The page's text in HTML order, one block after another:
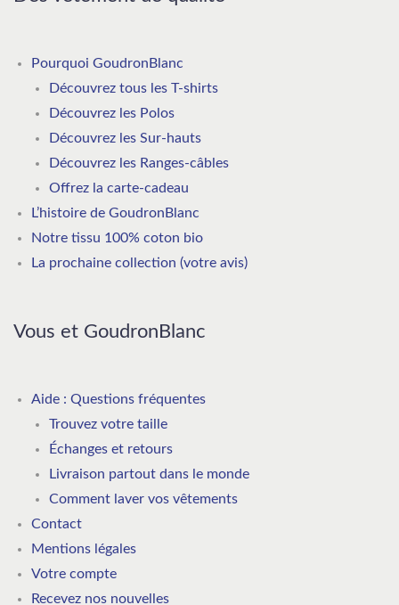
Pourquoi GoudronBlanc
Découvrez tous les T-shirts
Découvrez les Polos
Découvrez les Sur-hauts
Découvrez les Ranges-câbles
Offrez la carte-cadeau
L’histoire de GoudronBlanc
Notre tissu 100% coton bio
La prochaine collection (votre avis)
Vous et GoudronBlanc
Aide : Questions fréquentes
Trouvez votre taille
Échanges et retours
Livraison partout dans le monde
Comment laver vos vêtements
Contact
Mentions légales
Votre compte
Recevez nos nouvelles